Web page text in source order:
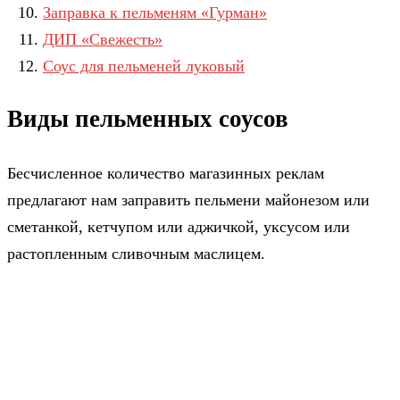
Заправка к пельменям «Гурман»
ДИП «Свежесть»
Соус для пельменей луковый
Виды пельменных соусов
Бесчисленное количество магазинных реклам
предлагают нам заправить пельмени майонезом или
сметанкой, кетчупом или аджичкой, уксусом или
растопленным сливочным маслицем.